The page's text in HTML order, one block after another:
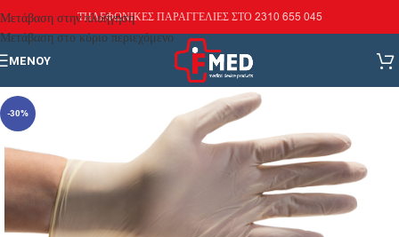
Μετάβαση στην πλοήγηση
Μετάβαση στο κύριο περιεχόμενο
ΤΗΛΕΦΩΝΙΚΕΣ ΠΑΡΑΓΓΕΛΙΕΣ ΣΤΟ 2310 655 045
ΜΕΝΟΎ
-30%